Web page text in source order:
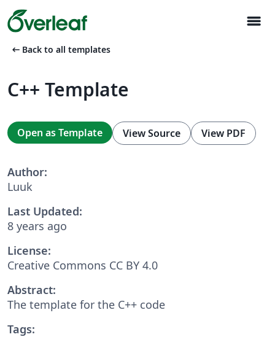
menu
arrow_left_alt Back to all templates
C++ Template
Open as Template View Source View PDF
Author:
Luuk
Last Updated:
8 years ago
License:
Creative Commons CC BY 4.0
Abstract:
The template for the C++ code
Tags: